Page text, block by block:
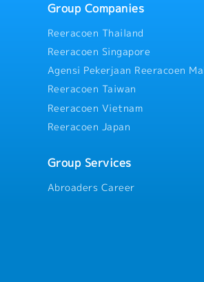
置・規劃並
施工過程符
整並報告專
事項
・年收約
・住宅津貼
・出差津貼
Group Companies
Reeracoen Thailand
Reeracoen Singapore
Agensi Pekerjaan Reeracoen
Reeracoen Taiwan
Reeracoen Vietnam
Reeracoen Japan
Group Services
Abroaders Career